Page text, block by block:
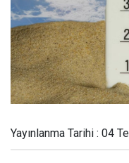
Yayınlanma Tarihi : 04